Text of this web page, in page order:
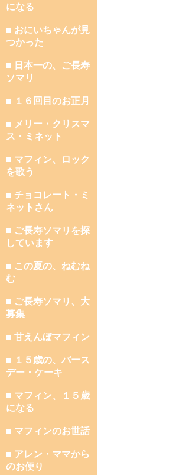
になる
■ おにいちゃんが見
つかった
■ 日本一の、ご長寿
ソマリ
■ １６回目のお正月
■ メリー・クリスマ
ス・ミネット
■ マフィン、ロック
を歌う
■ チョコレート・ミ
ネットさん
■ ご長寿ソマリを探
しています
■ この夏の、ねむね
む
■ ご長寿ソマリ、大
募集
■ 甘えんぼマフィン
■ １５歳の、バース
デー・ケーキ
■ マフィン、１５歳
になる
■ マフィンのお世話
■ アレン・ママから
のお便り